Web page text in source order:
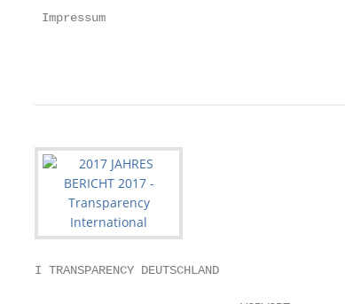
Impressum
I TRANSPARENCY DEUTSCHLAND